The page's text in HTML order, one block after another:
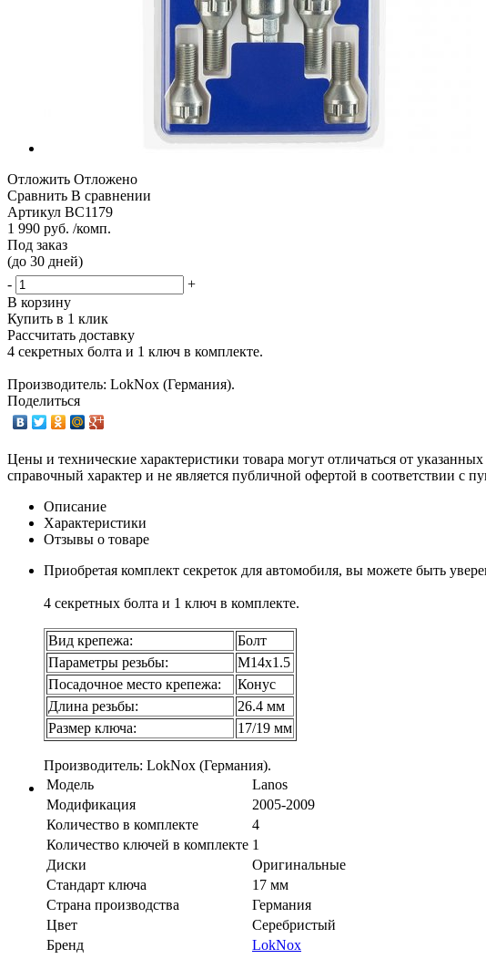
Отложить Отложено
Сравнить В сравнении
Артикул BC1179
1 990 руб. /комп.
Под заказ
(до 30 дней)
-
+
В корзину
Купить в 1 клик
Рассчитать доставку
4 секретных болта и 1 ключ в комплекте.
Производитель: LokNox (Германия).
Поделиться
Цены и технические характеристики товара могут отличаться от
справочный характер и не является публичной офертой в соответствии с
Описание
Характеристики
Отзывы о товаре
Приобретая комплект секреток для автомобиля, вы можете быть
4 секретных болта и 1 ключ в комплекте.
Вид крепежа:
Болт
Параметры резьбы:
М14х1.5
Посадочное место крепежа:
Конус
Длина резьбы:
26.4 мм
Размер ключа:
17/19 мм
Производитель: LokNox (Германия).
Модель
Lanos
Модификация
2005-2009
Количество в комплекте
4
Количество ключей в комплекте 1
Диски
Оригинальные
Стандарт ключа
17 мм
Страна производства
Германия
Цвет
Серебристый
Бренд
LokNox